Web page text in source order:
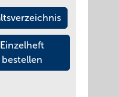
Einzelheft
bestellen